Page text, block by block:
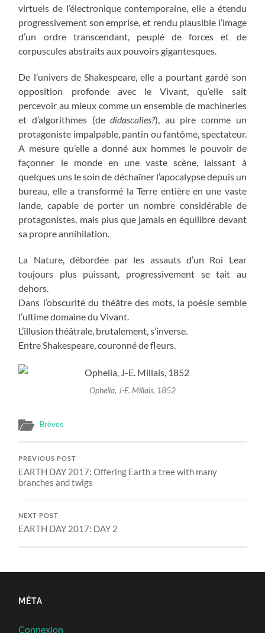
virtuels de l’électronique contemporaine, elle a étendu
progressivement son emprise, et rendu plausible l’image
d’un ordre transcendant, peuplé de forces et de
corpuscules abstraits aux pouvoirs gigantesques.
De l’univers de Shakespeare, elle a pourtant gardé son
opposition profonde avec le Vivant, qu’elle sait
percevoir au mieux comme un ensemble de machineries
et d’algorithmes (dedidascalies?), au pire comme un
protagoniste impalpable, pantin ou fantôme, spectateur.
A mesure qu’elle a donné aux hommes le pouvoir de
façonner le monde en une vaste scène, laissant à
quelques uns le soin de déchaîner l’apocalypse depuis un
bureau, elle a transformé la Terre entière en une vaste
lande, capable de porter un nombre considérable de
protagonistes, mais plus que jamais en équilibre devant
sa propre annihilation.
La Nature, débordée par les assauts d’un Roi Lear
toujours plus puissant, progressivement se tait au
dehors.
Dans l’obscurité du théâtre des mots, la poésie semble
l’ultime domaine du Vivant.
L’illusion théâtrale, brutalement, s’inverse.
Entre Shakespeare, couronné de fleurs.
Ophelia, J-E. Millais, 1852
Brèves
PREVIOUS POST
EARTH DAY 2017: Offering Earth a tree with many
branches and twigs
NEXT POST
EARTH DAY 2017: DAY 2
MÉTA
Connexion